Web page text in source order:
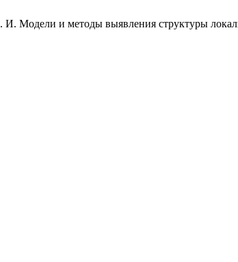
Модели и методы выявления структуры